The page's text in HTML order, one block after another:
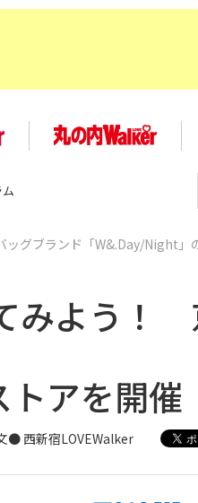
グブランド「W&.Day/Night」
みよう！
トアを開催
● 西新宿LOVEWalker